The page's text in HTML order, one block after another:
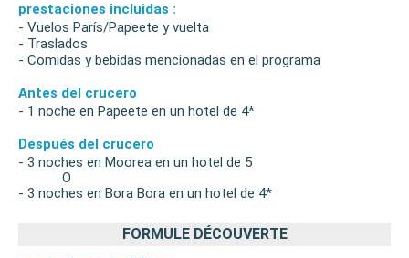
prestaciones incluidas :
- Vuelos París/Papeete y vuelta
- Traslados
- Comidas y bebidas mencionadas en el programa
Antes del crucero
- 1 noche en Papeete en un hotel de 4*
Después del crucero
- 3 noches en Moorea en un hotel de 5
O
- 3 noches en Bora Bora en un hotel de 4*
FORMULE DÉCOUVERTE